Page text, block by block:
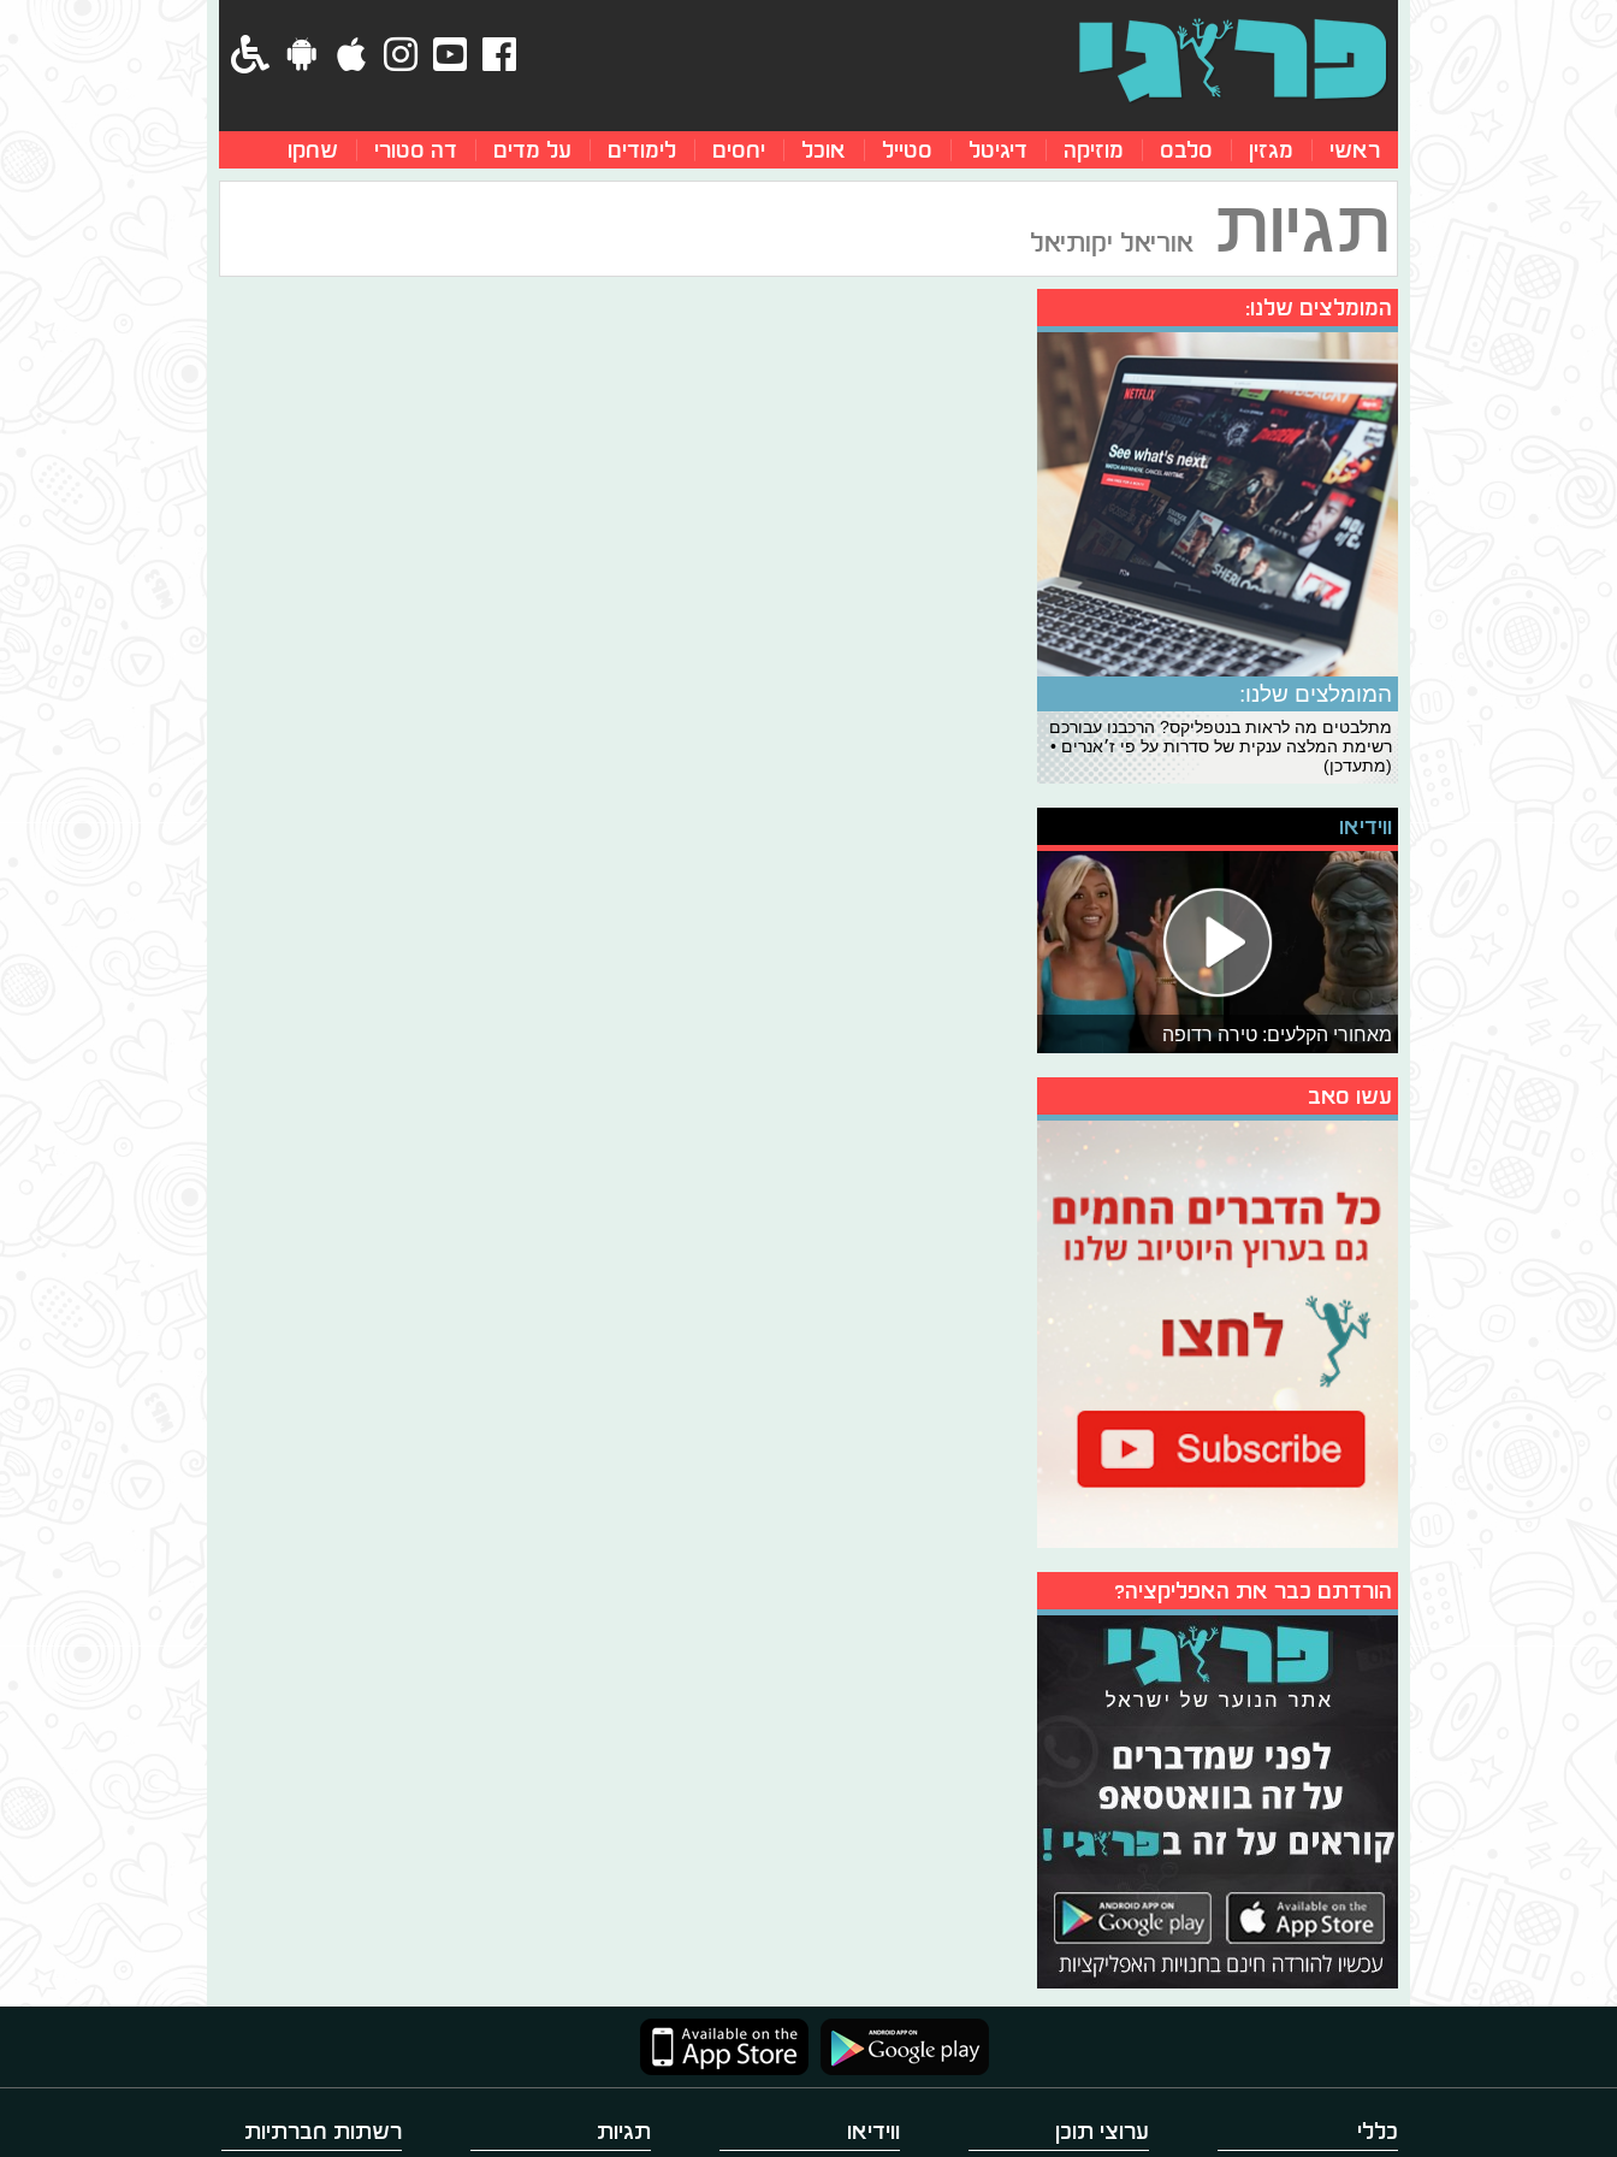
ראשי מגזין סלבס מוזיקה דיגיטל סטייל אוכל יחסים לימודים על מדים דה סטורי שחקו
תגיות אוריאל יקותיאל
המומלצים שלנו:
המומלצים שלנו:
מתלבטים מה לראות בנטפליקס? הרכבנו עבורכם
רשימת המלצה ענקית של סדרות על פי ז׳אנרים •
(מתעדכן)
ווידיאו
מאחורי הקלעים: טירה רדופה
עשו סאב
הורדתם כבר את האפליקציה?
כללי ערוצי תוכן ווידיאו תגיות רשתות חברתיות